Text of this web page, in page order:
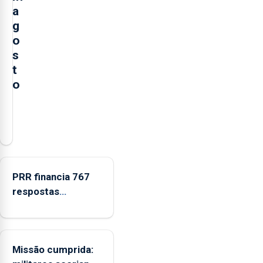
a
g
o
s
t
o
Grande
está
iniciativa
PRR financia 767
respostas
Açores com
ME
Missão cumprida: